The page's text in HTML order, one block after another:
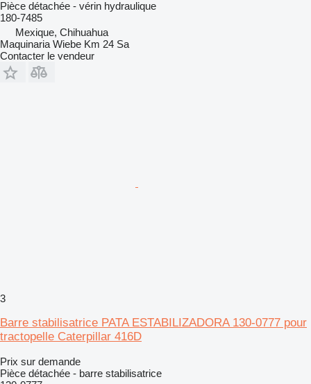
Pièce détachée - vérin hydraulique
180-7485
Mexique, Chihuahua
Maquinaria Wiebe Km 24 Sa
Contacter le vendeur
3
Barre stabilisatrice PATA ESTABILIZADORA 130-0777 pour
tractopelle Caterpillar 416D
Prix sur demande
Pièce détachée - barre stabilisatrice